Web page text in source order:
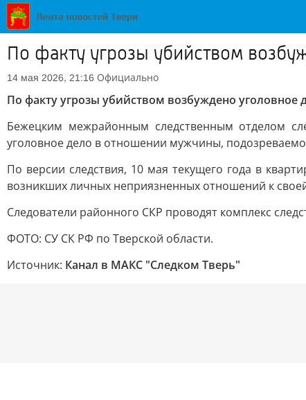
По факту угрозы убийством
14 мая 2026, 21:16 Официально
По факту угрозы убийством возбуждено уголовное
Бежецким межрайонным следственным отделом
уголовное дело в отношении мужчины,
По версии следствия, 10 мая текущего года в
возникших личных неприязненных отношений к
Следователи районного СКР проводят комплекс
ФОТО: СУ СК РФ по Тверской области.
Источник: Канал в МАКС "Следком Тверь"